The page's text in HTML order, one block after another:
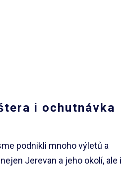
i ochutnávka
podnikli mnoho výletů a
Jerevan a jeho okolí, ale i